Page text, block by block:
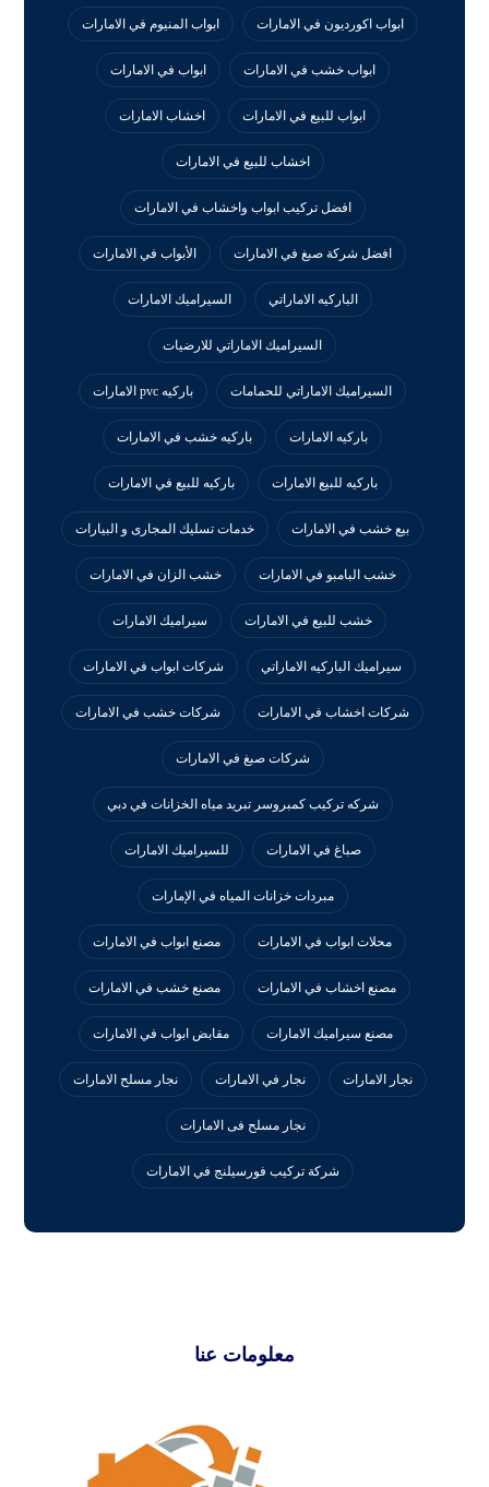
ابواب اكورديون في الامارات ابواب المنيوم في الامارات
ابواب خشب في الامارات ابواب في الامارات
ابواب للبيع في الامارات اخشاب الامارات
اخشاب للبيع في الامارات
افضل تركيب ابواب واخشاب في الامارات
افضل شركة صبغ في الامارات الأبواب في الامارات
الباركيه الاماراتي السيراميك الامارات
السيراميك الاماراتي للارضيات
السيراميك الاماراتي للحمامات باركيه pvc الامارات
باركيه الامارات باركيه خشب في الامارات
باركيه للبيع الامارات باركيه للبيع في الامارات
بيع خشب في الامارات خدمات تسليك المجارى و البيارات
خشب البامبو في الامارات خشب الزان في الامارات
خشب للبيع في الامارات سيراميك الامارات
سيراميك الباركيه الاماراتي شركات ابواب في الامارات
شركات اخشاب في الامارات شركات خشب في الامارات
شركات صبغ في الامارات
شركه تركيب كمبروسر تبريد مياه الخزانات في دبي
صباغ في الامارات للسيراميك الامارات
مبردات خزانات المياه في الإمارات
محلات ابواب في الامارات مصنع ابواب في الامارات
مصنع اخشاب في الامارات مصنع خشب في الامارات
مصنع سيراميك الامارات مقابض ابواب في الامارات
نجار الامارات نجار في الامارات نجار مسلح الامارات
نجار مسلح فى الامارات
‏شركة تركيب فورسيلنج في الامارات
معلومات عنا